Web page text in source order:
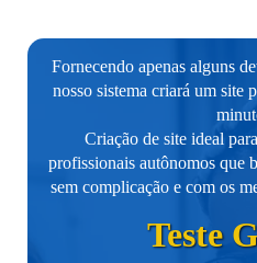
Fornecendo apenas alguns
nosso sistema criará um site
Criação de site ideal
profissionais autônomos que
sem complicação e com os
Teste